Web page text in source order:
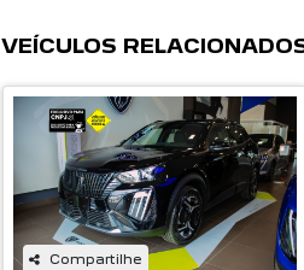
VEÍCULOS
Compartilhe